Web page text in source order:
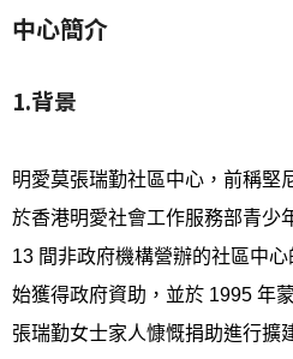
中心簡介
1.背景
明愛莫張瑞勤社區中心，前稱堅
於香港明愛社會工作服務部青少
13 間非政府機構營辦的社區中
始獲得政府資助，並於 1995 年
張瑞勤女士家人慷慨捐助進行擴